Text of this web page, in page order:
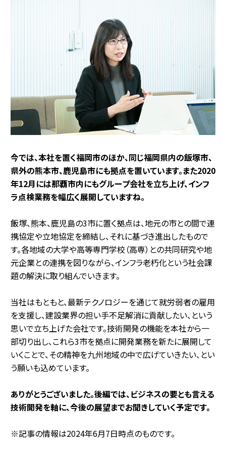
――今では、本社を置く福岡市のほか、同じ福岡県内の飯塚市、
県外の熊本市、鹿児島市にも拠点を置いています。また2020
年12月には那覇市内にもグループ会社を立ち上げ、インフ
ラ点検業務を幅広く展開していますね。
飯塚、熊本、鹿児島の3市に置く拠点は、地元の市との間で連
携協定や立地協定を締結し、それに基づき進出したもので
す。各地域の大学や高等専門学校（高専）との共同研究や地
元企業との連携を図りながら、インフラ老朽化という社会課
題の解決に取り組んでいきます。
当社はもともと、最新テクノロジーを通じて就労弱者の雇用
を支援し、建設業界の担い手不足解消に貢献したい、という
思いで立ち上げた会社です。技術開発の機能を本社から一
部切り出し、これら3市を拠点に開発業務を新たに展開して
いくことで、その精神を九州地域の中で広げていきたい、とい
う願いも込めています。
――ありがとうございました。後編では、ビジネスの要とも言える
技術開発を軸に、今後の展望までお聞きしていく予定です。
※記事の情報は2024年6月7日時点のものです。